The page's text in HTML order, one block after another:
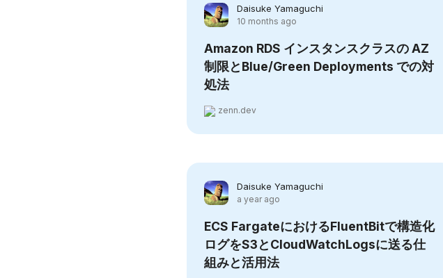
Daisuke Yamaguchi
10 months ago
Amazon RDS インスタンスクラスの AZ
制限とBlue/Green Deployments での対
処法
zenn.dev
Daisuke Yamaguchi
a year ago
ECS FargateにおけるFluentBitで構造化
ログをS3とCloudWatchLogsに送る仕
組みと活用法